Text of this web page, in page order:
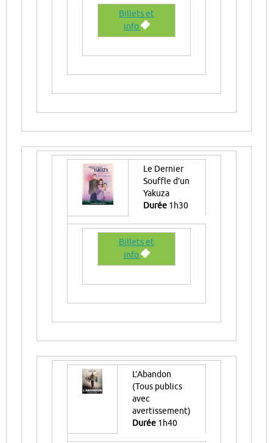
Billets et
info
Le Dernier
Souffle d’un
Yakuza
Durée 1h30
Billets et
info
L’Abandon
(Tous publics
avec
avertissement)
Durée 1h40